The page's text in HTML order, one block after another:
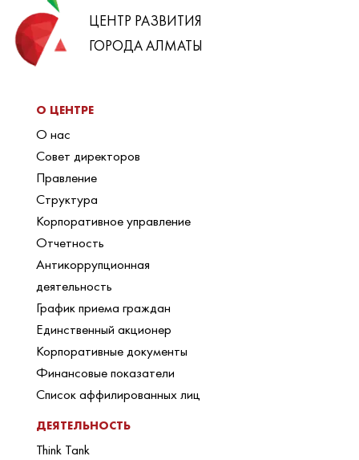
ЦЕНТР РАЗВИТИЯ
ГОРОДА АЛМАТЫ
О ЦЕНТРЕ
О нас
Совет директоров
Правление
Структура
Корпоративное управление
Отчетность
Антикоррупционная
деятельность
График приема граждан
Единственный акционер
Корпоративные документы
Финансовые показатели
Список аффилированных лиц
ДЕЯТЕЛЬНОСТЬ
Think Tank